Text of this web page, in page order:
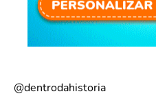
@dentrodahistoria